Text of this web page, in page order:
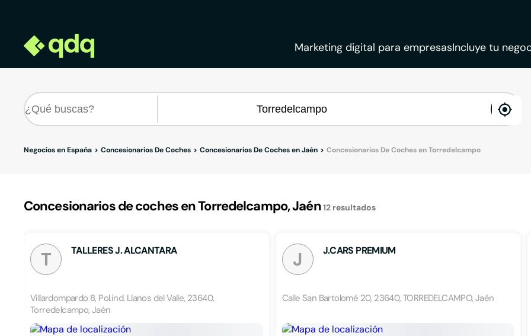
Marketing digital para empresasIncluye tu
Negocios en España Concesionarios De Coches Concesionarios De Coches en Jaén Concesionarios De Coches en Torredelcampo
Concesionarios de coches en Torredelcampo, Jaén12 resultados
T TALLERES J. ALCANTARA
Villardompardo 8, Pol.ind. Llanos del Valle, 23640,
Torredelcampo, Jaén
J J.CARS PREMIUM
Calle San Bartolomé 20, 23640, TORREDELCAMPO, Jaén